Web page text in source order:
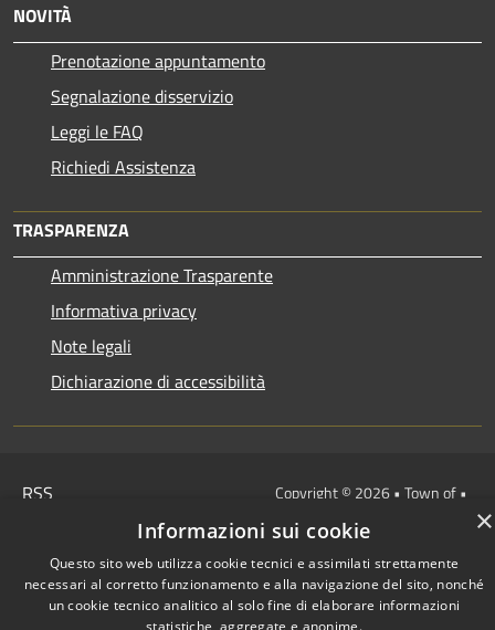
NOVITÀ
Prenotazione appuntamento
Segnalazione disservizio
Leggi le FAQ
Richiedi Assistenza
TRASPARENZA
Amministrazione Trasparente
Informativa privacy
Note legali
Dichiarazione di accessibilità
RSS
Cookie
Sitemap
Copyright © 2026 • Town of •
Powered by
Admin access
×
Informazioni sui cookie
Questo sito web utilizza cookie tecnici e assimilati strettamente
necessari al corretto funzionamento e alla navigazione del sito, nonché
un cookie tecnico analitico al solo fine di elaborare informazioni
statistiche, aggregate e anonime.